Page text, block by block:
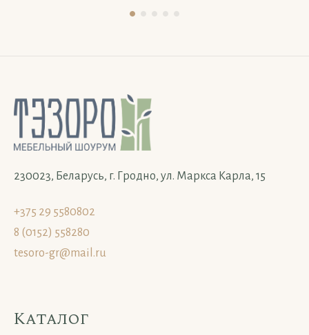
230023, Беларусь, г. Гродно, ул. Маркса Карла, 15
+375 29 5580802
8 (0152) 558280
tesoro-gr@mail.ru
Каталог